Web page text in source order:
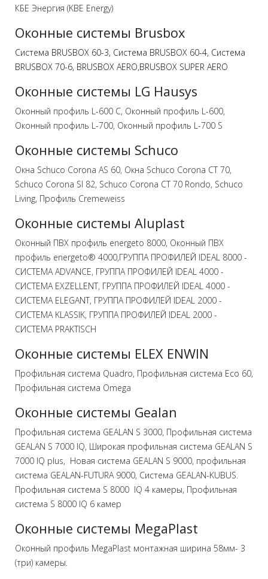
КБЕ Энергия (KBE Energy)
Оконные системы Brusbox
Система BRUSBOX 60-3, Система BRUSBOX 60-4, Система
BRUSBOX 70-6, BRUSBOX AERO,BRUSBOX SUPER AERO
Оконные системы LG Hausys
Оконный профиль L-600 C, Оконный профиль L-600,
Оконный профиль L-700, Оконный профиль L-700 S
Оконные системы Schuco
Окна Schuco Corona AS 60, Окна Schuco Corona CT 70,
Schuco Corona SI 82, Schuco Corona CT 70 Rondo, Schuco
Living, Профиль Cremeweiss
Оконные системы Aluplast
Оконный ПВХ профиль energeto 8000, Оконный ПВХ
профиль energeto® 4000,ГРУППА ПРОФИЛЕЙ IDEAL 8000 -
CИСТЕМА ADVANCE, ГРУППА ПРОФИЛЕЙ IDEAL 4000 -
СИСТЕМА EXZELLENT, ГРУППА ПРОФИЛЕЙ IDEAL 4000 -
СИСТЕМА ELEGANT, ГРУППА ПРОФИЛЕЙ IDEAL 2000 -
CИСТЕМА KLASSIK, ГРУППА ПРОФИЛЕЙ IDEAL 2000 -
СИСТЕМА PRAKTISCH
Оконные системы ELEX ENWIN
Профильная система Quadro, Профильная система Eco 60,
Профильная система Omega
Оконные системы Gealan
Профильная система GEALAN S 3000, Профильная система
GEALAN S 7000 IQ, Широкая профильная система GEALAN S
7000 IQ plus, Новая система GEALAN S 9000, профильная
система GEALAN-FUTURA 9000, Система GEALAN-KUBUS.
Профильная система S 8000 IQ 4 камеры, Профильная
система S 8000 IQ 6 камер
Оконные системы MegaPlast
Оконный профиль MegaPlast монтажная ширина 58мм- 3
(три) камеры.